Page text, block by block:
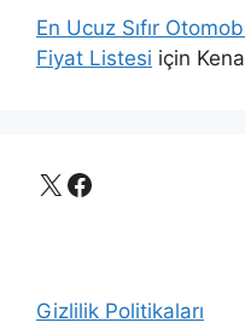
En Ucuz Sıfır
Fiyat Listesi için
X Facebook
Gizlilik Politikaları